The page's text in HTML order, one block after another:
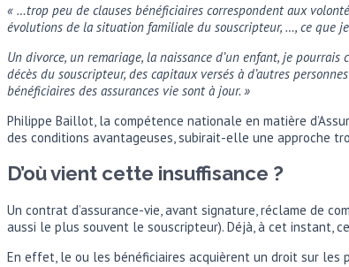
« …trop peu de clauses bénéficiaires correspondent aux
évolutions de la situation familiale du souscripteur, …, ce que
Un divorce, un remariage, la naissance d’un enfant, je
décès du souscripteur, des capitaux versés à d’autres
bénéficiaires des assurances vie sont à jour. »
Philippe Baillot, la compétence nationale en matière
des conditions avantageuses, subirait-elle une approche
D’où vient cette insuffisance ?
Un contrat d’assurance-vie, avant signature, réclame de
aussi le plus souvent le souscripteur). Déjà, à cet instant,
En effet, le ou les bénéficiaires acquièrent un droit sur les